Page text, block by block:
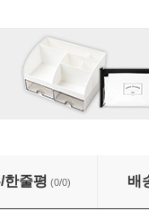
습
한줄평 (0/0) 배